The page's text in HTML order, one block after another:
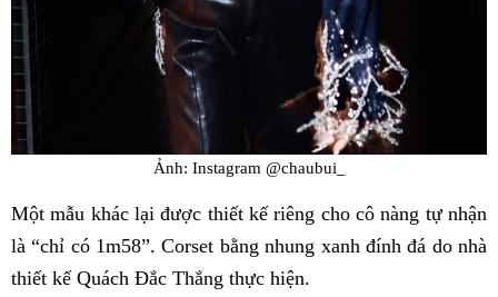
Ảnh: Instagram @chaubui_
Một mẫu khác lại được thiết kế riêng cho cô nàng tự nhận
là “chỉ có 1m58”. Corset bằng nhung xanh đính đá do nhà
thiết kế Quách Đắc Thắng thực hiện.